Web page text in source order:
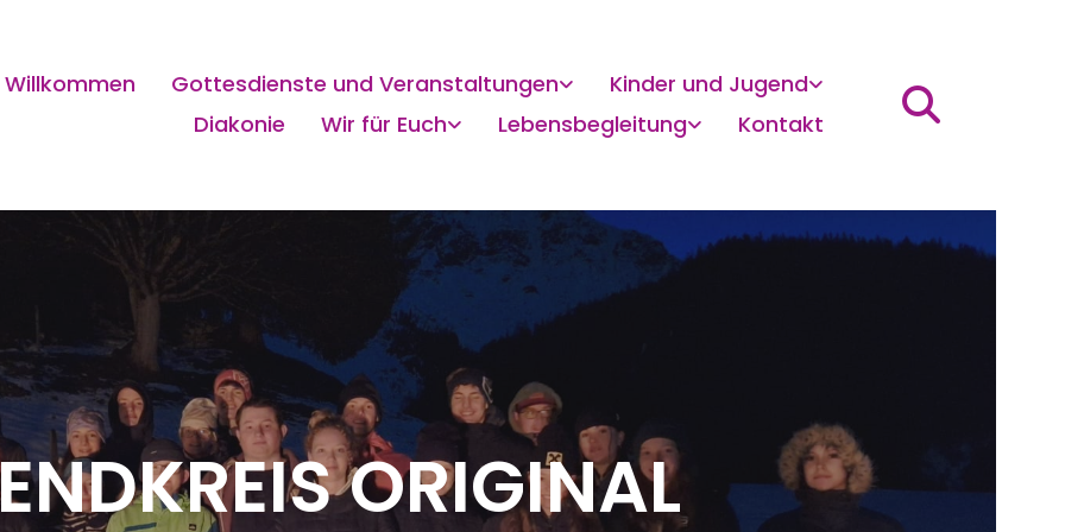
Willkommen Gottesdienste und Veranstaltungen
Kinder und Jugend
Diakonie
Wir für Euch Lebensbegleitung Kontakt
ORIGINAL